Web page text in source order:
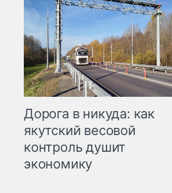
Дорога в никуда: как
якутский весовой
контроль душит
экономику